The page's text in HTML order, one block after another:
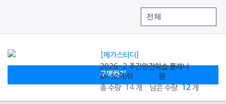
[메가스터디]
2026-2 주간완전학습 플래너
보너스캐쉬
원
총 수량 14 개
남은 수량 12개
구매하기